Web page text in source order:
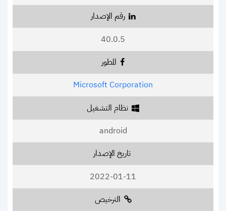
رقم الإصدار
40.0.5
المطور
Microsoft Corporation
نظام التشغيل
android
تاريخ الإصدار
2022-01-11
الترخيص